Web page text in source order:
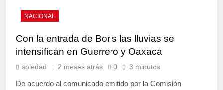
NACIONAL
Con la entrada de Boris las lluvias se
intensifican en Guerrero y Oaxaca
soledad 2 meses atrás 0 3 minutos
De acuerdo al comunicado emitido por la Comisión